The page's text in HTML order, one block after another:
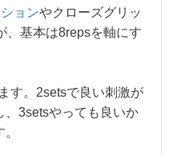
ョンやクローズグリッ
、基本は8repsを軸にす
す。2setsで良い刺激が
、3setsやっても良いか